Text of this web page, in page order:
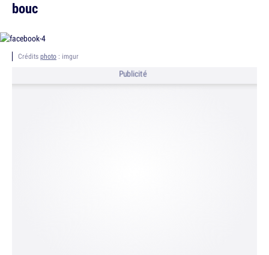
bouc
Crédits photo : imgur
Publicité